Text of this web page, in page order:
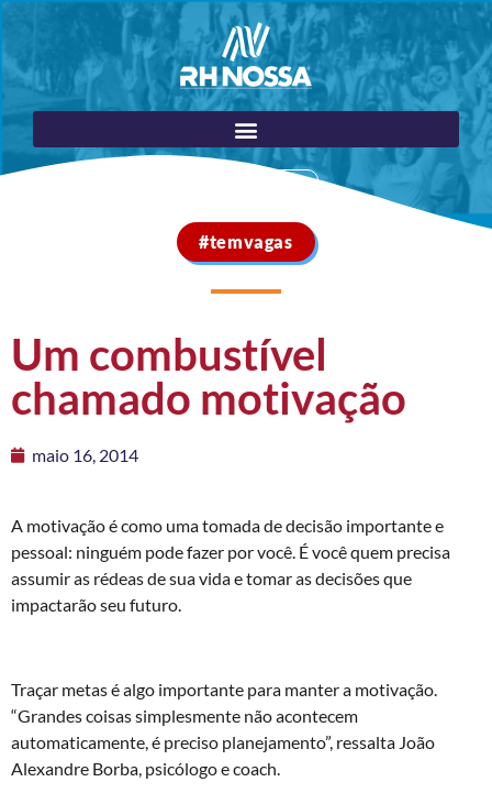
#temvagas
Um combustível
chamado motivação
maio 16, 2014
A motivação é como uma tomada de decisão importante e
pessoal: ninguém pode fazer por você. É você quem precisa
assumir as rédeas de sua vida e tomar as decisões que
impactarão seu futuro.
Traçar metas é algo importante para manter a motivação.
“Grandes coisas simplesmente não acontecem
automaticamente, é preciso planejamento”, ressalta João
Alexandre Borba, psicólogo e coach.